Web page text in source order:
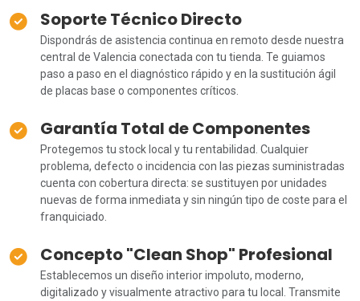
Soporte Técnico Directo
Dispondrás de asistencia continua en remoto desde nuestra
central de Valencia conectada con tu tienda. Te guiamos
paso a paso en el diagnóstico rápido y en la sustitución ágil
de placas base o componentes críticos.
Garantía Total de Componentes
Protegemos tu stock local y tu rentabilidad. Cualquier
problema, defecto o incidencia con las piezas suministradas
cuenta con cobertura directa: se sustituyen por unidades
nuevas de forma inmediata y sin ningún tipo de coste para el
franquiciado.
Concepto "Clean Shop" Profesional
Establecemos un diseño interior impoluto, moderno,
digitalizado y visualmente atractivo para tu local. Transmite